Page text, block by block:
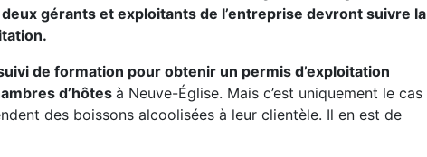
gérants et exploitants de l’entreprise devront suivre la
de formation pour obtenir un permis d’exploitation
d’hôtes à Neuve-Église. Mais c’est uniquement le cas
des boissons alcoolisées à leur clientèle. Il en est de